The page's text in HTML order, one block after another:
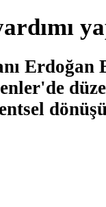
Erdoğan